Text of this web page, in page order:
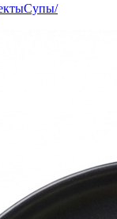
Супы/